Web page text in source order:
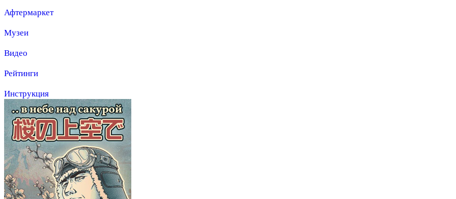
Афтермаркет
Музеи
Видео
Рейтинги
Инструкция